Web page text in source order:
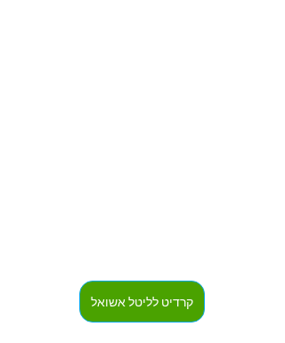
קרדיט לליטל אשואל